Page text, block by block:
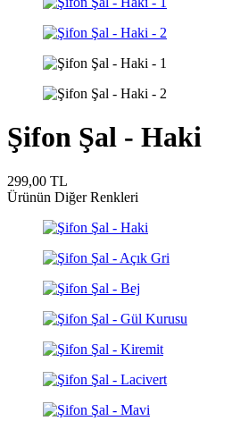
Şifon Şal - Haki
299,00 TL
Ürünün Diğer Renkleri